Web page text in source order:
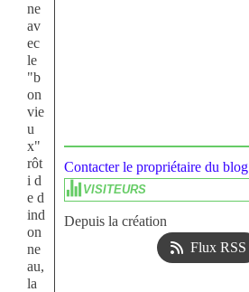
ne
av
ec
le
"b
on
vie
u
x"
rôt
i d
e d
ind
on
ne
au,
la
Contacter le propriétaire du blog
VISITEURS
Depuis la création
Flux RSS